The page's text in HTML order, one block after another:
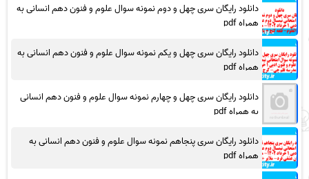
دانلود رایگان سری چهل و دوم نمونه سوال علوم و فنون دهم انسانی به
همراه pdf
دانلود رایگان سری چهل و یکم نمونه سوال علوم و فنون دهم انسانی به
همراه pdf
دانلود رایگان سری چهل و چهارم نمونه سوال علوم و فنون دهم انسانی
به همراه pdf
دانلود رایگان سری پنجاهم نمونه سوال علوم و فنون دهم انسانی به
همراه pdf